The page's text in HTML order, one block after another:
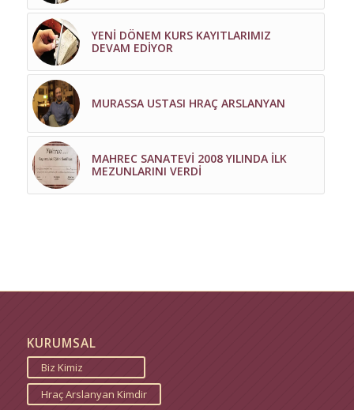
YENİ DÖNEM KURS KAYITLARIMIZ
DEVAM EDİYOR
MURASSA USTASI HRAÇ ARSLANYAN
MAHREC SANATEVİ 2008 YILINDA İLK
MEZUNLARINI VERDİ
KURUMSAL
Biz Kimiz
Hraç Arslanyan Kimdir